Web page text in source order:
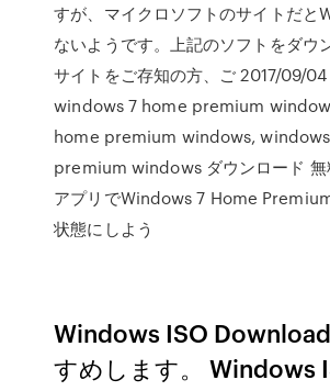
すが、マイクロソフトのサイトだと
ないようです。上記のソフトをダウ
サイトをご存知の方、ご 2017/09/
windows 7 home premium
home premium windows,
premium windows ダウンロード
アプリでWindows 7 Home
状態にしよう
Windows ISO
すめします。 Windows